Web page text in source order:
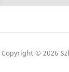
Copyright © 2026